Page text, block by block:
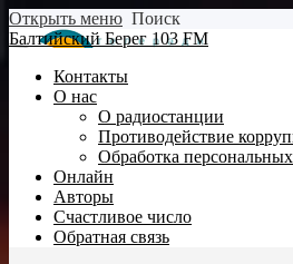
Открыть меню Поиск
Балтийский Берег 103 FM
Контакты
О нас
О радиостанции
Противодействие
Обработка
Онлайн
Авторы
Счастливое число
Обратная связь